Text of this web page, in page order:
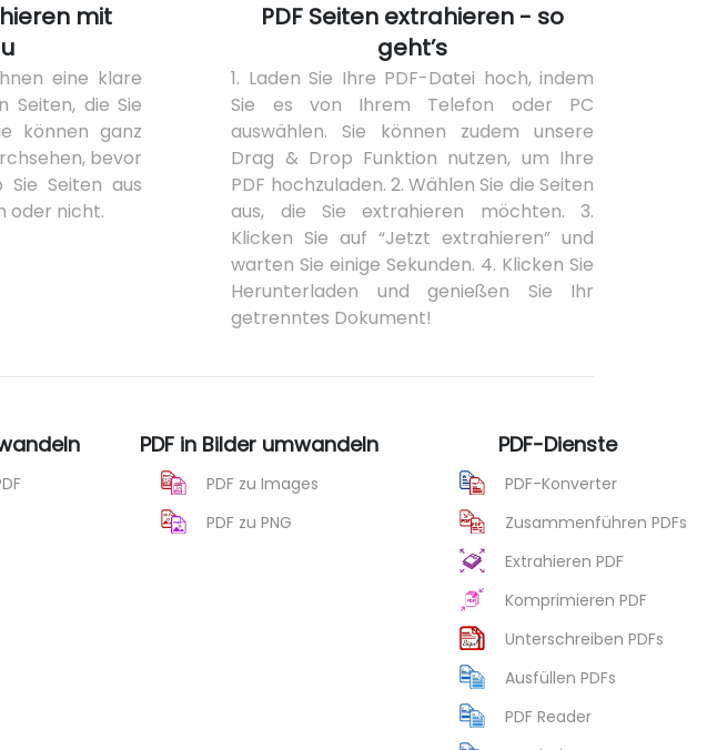
mit
eine klare
Seiten, die Sie
können ganz
bevor
Sie Seiten aus
oder nicht.
PDF Seiten extrahieren - so
geht’s
1. Laden Sie Ihre PDF-Datei hoch, indem
Sie es von Ihrem Telefon oder PC
auswählen. Sie können zudem unsere
Drag & Drop Funktion nutzen, um Ihre
PDF hochzuladen. 2. Wählen Sie die Seiten
aus, die Sie extrahieren möchten. 3.
Klicken Sie auf “Jetzt extrahieren” und
warten Sie einige Sekunden. 4. Klicken Sie
Herunterladen und genießen Sie Ihr
getrenntes Dokument!
PDF in Bilder umwandeln
PDF zu Images
PDF zu PNG
PDF-Dienste
PDF-Konverter
Zusammenführen PDFs
Extrahieren PDF
Komprimieren PDF
Unterschreiben PDFs
Ausfüllen PDFs
PDF Reader